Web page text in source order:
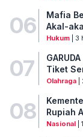
06
Mafia
Akal-
Hukum| 3
07
Tiket
Olahraga|
08
Rupiah
Nasional|